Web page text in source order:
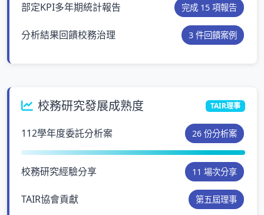
部定KPI多年期統計報告 完成 15 項報告
分析結果回饋校務治理 3 件回饋案例
校務研究發展成熟度 TAIR理事
112學年度委託分析案 26 份分析案
校務研究經驗分享 11 場次分享
TAIR協會貢獻 第五屆理事